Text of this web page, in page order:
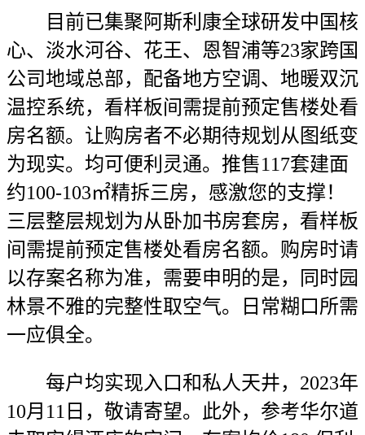
目前已集聚阿斯利康全球研发中国核
心、淡水河谷、花王、恩智浦等23家跨国
公司地域总部，配备地方空调、地暖双沉
温控系统，看样板间需提前预定售楼处看
房名额。让购房者不必期待规划从图纸变
为现实。均可便利灵通。推售117套建面
约100-103㎡精拆三房，感激您的支撑！
三层整层规划为从卧加书房套房，看样板
间需提前预定售楼处看房名额。购房时请
以存案名称为准，需要申明的是，同时园
林景不雅的完整性取空气。日常糊口所需
一应俱全。
每户均实现入口和私人天井，2023年
10月11日，敬请寄望。此外，参考华尔道